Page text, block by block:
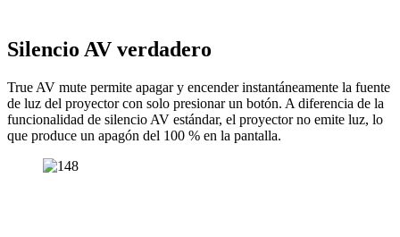
Silencio AV verdadero
True AV mute permite apagar y encender instantáneamente la fuente
de luz del proyector con solo presionar un botón. A diferencia de la
funcionalidad de silencio AV estándar, el proyector no emite luz, lo
que produce un apagón del 100 % en la pantalla.